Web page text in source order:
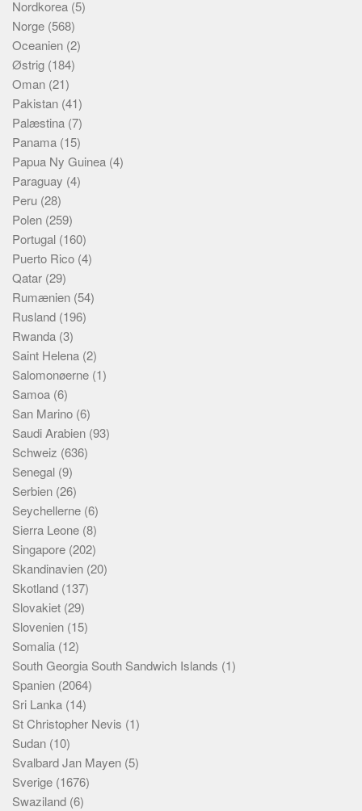
Nordkorea (5)
Norge (568)
Oceanien (2)
Østrig (184)
Oman (21)
Pakistan (41)
Palæstina (7)
Panama (15)
Papua Ny Guinea (4)
Paraguay (4)
Peru (28)
Polen (259)
Portugal (160)
Puerto Rico (4)
Qatar (29)
Rumænien (54)
Rusland (196)
Rwanda (3)
Saint Helena (2)
Salomonøerne (1)
Samoa (6)
San Marino (6)
Saudi Arabien (93)
Schweiz (636)
Senegal (9)
Serbien (26)
Seychellerne (6)
Sierra Leone (8)
Singapore (202)
Skandinavien (20)
Skotland (137)
Slovakiet (29)
Slovenien (15)
Somalia (12)
South Georgia South Sandwich Islands (1)
Spanien (2064)
Sri Lanka (14)
St Christopher Nevis (1)
Sudan (10)
Svalbard Jan Mayen (5)
Sverige (1676)
Swaziland (6)